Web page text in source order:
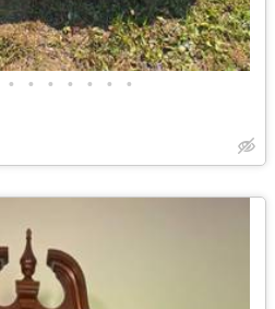
• • • • • • •